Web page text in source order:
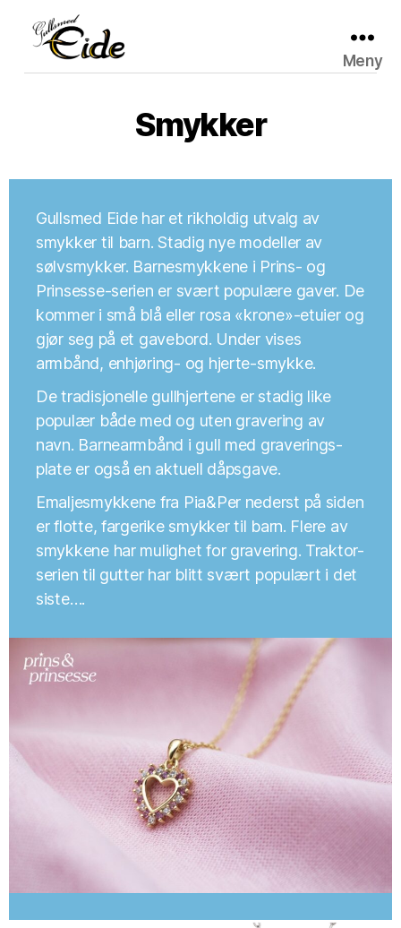
Gullsmed
Meny
Smykker
Gullsmed Eide har et rikholdig utvalg av
smykker til barn. Stadig nye modeller av
sølvsmykker. Barnesmykkene i Prins- og
Prinsesse-serien er svært populære gaver. De
kommer i små blå eller rosa «krone»-etuier og
gjør seg på et gavebord. Under vises
armbånd, enhjøring- og hjerte-smykke.
De tradisjonelle gullhjertene er stadig like
populær både med og uten gravering av
navn. Barnearmbånd i gull med graverings-
plate er også en aktuell dåpsgave.
Emaljesmykkene fra Pia&Per nederst på siden
er flotte, fargerike smykker til barn. Flere av
smykkene har mulighet for gravering. Traktor-
serien til gutter har blitt svært populært i det
siste….